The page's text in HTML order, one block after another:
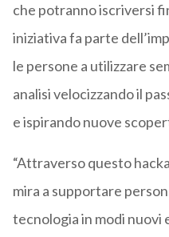
che potranno iscriversi
iniziativa fa parte
le persone a utilizzare
analisi velocizzando il
e ispirando nuove
“Attraverso questo
mira a supportare
tecnologia in modi nuovi